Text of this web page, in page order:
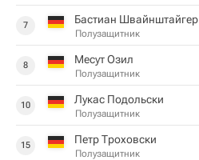
7 Бастиан Швайнштайгер
Полузащитник
8 Месут Озил
Полузащитник
10 Лукас Подольски
Полузащитник
15 Петр Троховски
Полузащитник